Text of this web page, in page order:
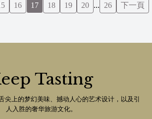
16 17 18 19 20 ... 26 下一頁
Tasting
尖上的梦幻美味、撼动人心的艺术设计，以及引
人入胜的奢华旅游文化。